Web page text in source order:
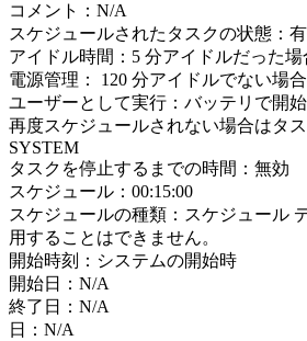
コメント：N/A
スケジュールされたタスクの状態：
アイドル時間：5 分アイドルだった
電源管理： 120 分アイドルでない場
ユーザーとして実行：バッテリで開
再度スケジュールされない場合はタ
SYSTEM
タスクを停止するまでの時間：無効
スケジュール：00:15:00
スケジュールの種類：スケジュール
用することはできません。
開始時刻：システムの開始時
開始日：N/A
終了日：N/A
日：N/A